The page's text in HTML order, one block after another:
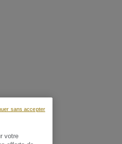
votre
sans accepter